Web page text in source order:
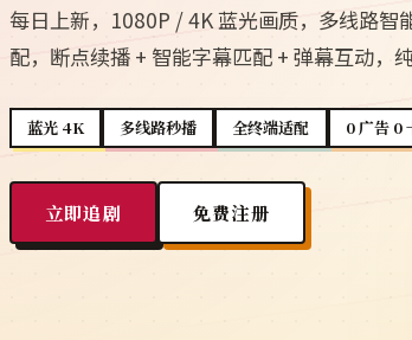
每日上新，1080P / 4K 蓝光画质，多线路
配，断点续播 + 智能字幕匹配 + 弹幕互动，
蓝光 4K 多线路秒播 全终端适配 0 广告 0
立即追剧 免费注册